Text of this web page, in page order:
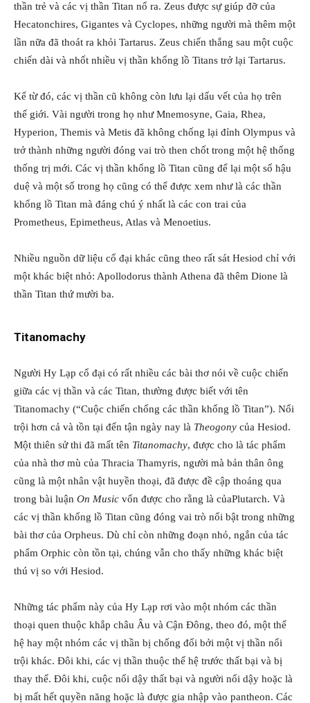
thần trẻ và các vị thần Titan nổ ra. Zeus được sự giúp đỡ của
Hecatonchires, Gigantes và Cyclopes, những người mà thêm một
lần nữa đã thoát ra khỏi Tartarus. Zeus chiến thắng sau một cuộc
chiến dài và nhốt nhiều vị thần khổng lồ Titans trở lại Tartarus.
Kể từ đó, các vị thần cũ không còn lưu lại dấu vết của họ trên
thế giới. Vài người trong họ như Mnemosyne, Gaia, Rhea,
Hyperion, Themis và Metis đã không chống lại đỉnh Olympus và
trở thành những người đóng vai trò then chốt trong một hệ thống
thống trị mới. Các vị thần khổng lồ Titan cũng để lại một số hậu
duệ và một số trong họ cũng có thể được xem như là các thần
khổng lồ Titan mà đáng chú ý nhất là các con trai của
Prometheus, Epimetheus, Atlas và Menoetius.
Nhiều nguồn dữ liệu cổ đại khác cũng theo rất sát Hesiod chỉ với
một khác biệt nhỏ: Apollodorus thành Athena đã thêm Dione là
thần Titan thứ mười ba.
Titanomachy
Người Hy Lạp cổ đại có rất nhiều các bài thơ nói về cuộc chiến
giữa các vị thần và các Titan, thường được biết với tên
Titanomachy (“Cuộc chiến chống các thần khổng lồ Titan”). Nổi
trội hơn cả và tồn tại đến tận ngày nay là Theogony của Hesiod.
Một thiên sử thi đã mất tên Titanomachy, được cho là tác phẩm
của nhà thơ mù của Thracia Thamyris, người mà bản thân ông
cũng là một nhân vật huyền thoại, đã được đề cập thoáng qua
trong bài luận On Music vốn được cho rằng là củaPlutarch. Và
các vị thần khổng lồ Titan cũng đóng vai trò nổi bật trong những
bài thơ của Orpheus. Dù chỉ còn những đoạn nhỏ, ngắn của tác
phẩm Orphic còn tồn tại, chúng vẫn cho thấy những khác biệt
thú vị so với Hesiod.
Những tác phẩm này của Hy Lạp rơi vào một nhóm các thần
thoại quen thuộc khắp châu Âu và Cận Đông, theo đó, một thế
hệ hay một nhóm các vị thần bị chống đối bởi một vị thần nổi
trội khác. Đôi khi, các vị thần thuộc thế hệ trước thất bại và bị
thay thế. Đôi khi, cuộc nổi dậy thất bại và người nổi dậy hoặc là
bị mất hết quyền năng hoặc là được gia nhập vào pantheon. Các